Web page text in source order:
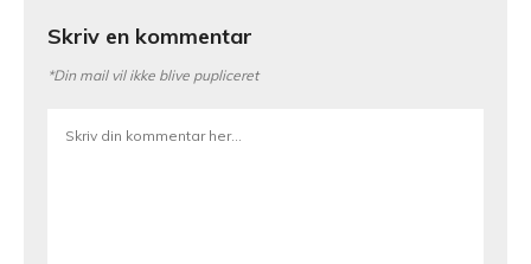
Skriv en kommentar
*Din mail vil ikke blive pupliceret